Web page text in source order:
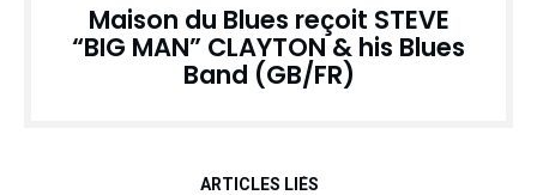
Maison du Blues reçoit STEVE
“BIG MAN” CLAYTON & his Blues
Band (GB/FR)
ARTICLES LIÉS